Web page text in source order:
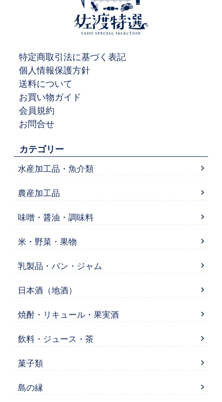
特定商取引法に基づく表記
個人情報保護方針
送料について
お買い物ガイド
会員規約
お問合せ
カテゴリー
水産加工品・魚介類
農産加工品
味噌・醤油・調味料
米・野菜・果物
乳製品・パン・ジャム
日本酒（地酒）
焼酎・リキュール・果実酒
飲料・ジュース・茶
菓子類
島の縁